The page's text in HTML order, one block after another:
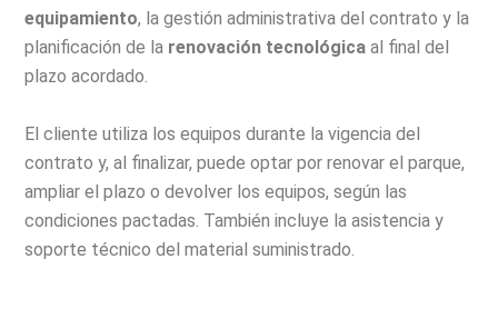
equipamiento, la gestión administrativa del contrato y la
planificación de la renovación tecnológica al final del
plazo acordado.
El cliente utiliza los equipos durante la vigencia del
contrato y, al finalizar, puede optar por renovar el parque,
ampliar el plazo o devolver los equipos, según las
condiciones pactadas. También incluye la asistencia y
soporte técnico del material suministrado.